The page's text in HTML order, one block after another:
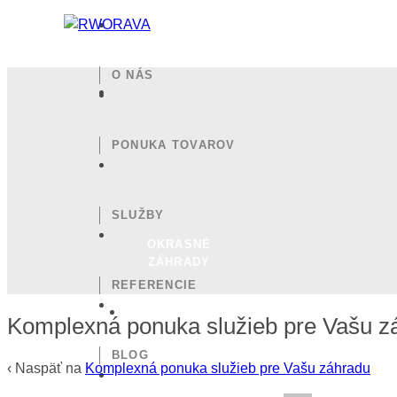
O NÁS
PONUKA TOVAROV
SLUŽBY
REFERENCIE
BLOG
Komplexná ponuka služieb pre Vašu
‹ Naspäť na Komplexná ponuka služieb pre Vašu záhradu